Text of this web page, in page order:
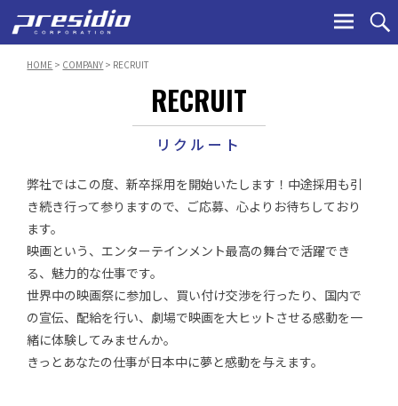
to
HOME > COMPANY > RECRUIT
RECRUIT
リクルート
弊社ではこの度、新卒採用を開始いたします！中途採用も引
き続き行って参りますので、ご応募、心よりお待ちしており
ます。
映画という、エンターテインメント最高の舞台で活躍でき
る、魅力的な仕事です。
世界中の映画祭に参加し、買い付け交渉を行ったり、国内で
の宣伝、配給を行い、劇場で映画を大ヒットさせる感動を一
緒に体験してみませんか。
きっとあなたの仕事が日本中に夢と感動を与えます。